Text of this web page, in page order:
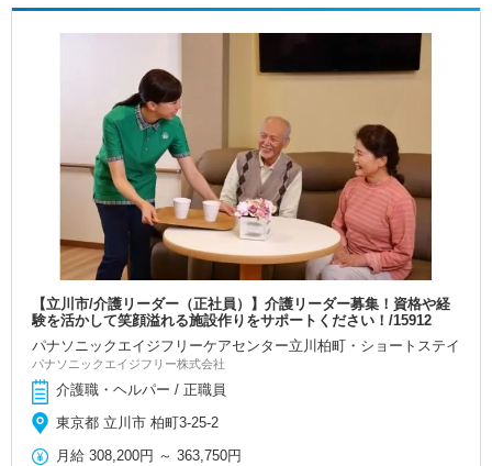
【立川市/介護リーダー（正社員）】介護リーダー募集！資格や経
験を活かして笑顔溢れる施設作りをサポートください！/15912
パナソニックエイジフリーケアセンター立川柏町・ショートステイ
パナソニックエイジフリー株式会社
介護職・ヘルパー / 正職員
東京都 立川市 柏町3-25-2
月給 308,200円 ～363,750円